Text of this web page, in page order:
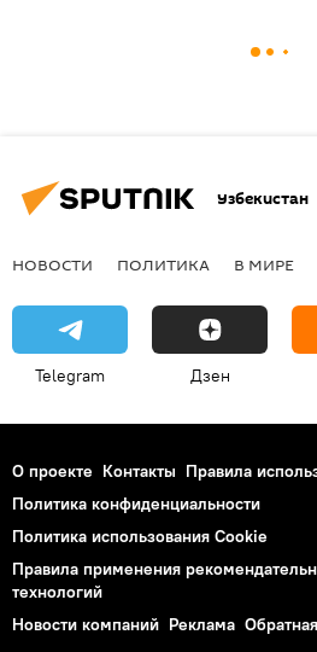
Узбекистан
НОВОСТИ ПОЛИТИКА В МИРЕ
Telegram Дзен
О проекте Контакты Правила
Политика конфиденциальности
Политика использования Cookie
Правила применения
технологий
Новости компаний Реклама